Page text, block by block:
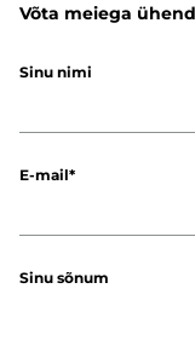
Võta meiega
Sinu nimi
E-mail
Sinu sõnum